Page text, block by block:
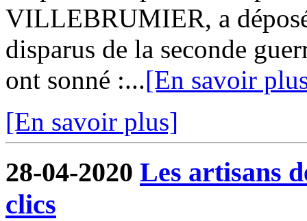
VILLEBRUMIER, a
disparus de la seconde
ont sonné :...[En savoir
[En savoir plus]
28-04-2020 Les artisans
clics